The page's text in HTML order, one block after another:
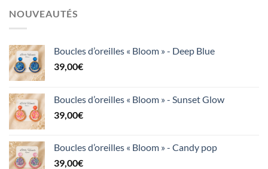
NOUVEAUTÉS
Boucles d’oreilles « Bloom » - Deep Blue
39,00€
Boucles d’oreilles « Bloom » - Sunset Glow
39,00€
Boucles d’oreilles « Bloom » - Candy pop
39,00€